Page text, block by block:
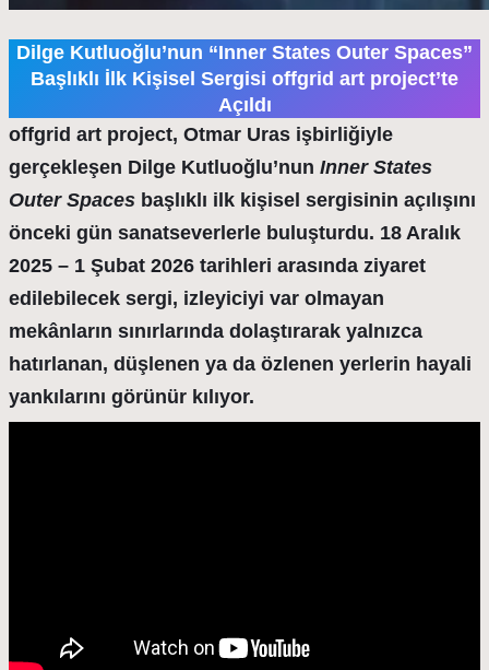
Dilge Kutluoğlu’nun “Inner States Outer Spaces”
Başlıklı İlk Kişisel Sergisi offgrid art project’te
Açıldı
offgrid art project, Otmar Uras işbirliğiyle
gerçekleşen Dilge Kutluoğlu’nun Inner States
Outer Spaces başlıklı ilk kişisel sergisinin açılışını
önceki gün sanatseverlerle buluşturdu. 18 Aralık
2025 – 1 Şubat 2026 tarihleri arasında ziyaret
edilebilecek sergi, izleyiciyi var olmayan
mekânların sınırlarında dolaştırarak yalnızca
hatırlanan, düşlenen ya da özlenen yerlerin hayali
yankılarını görünür kılıyor.